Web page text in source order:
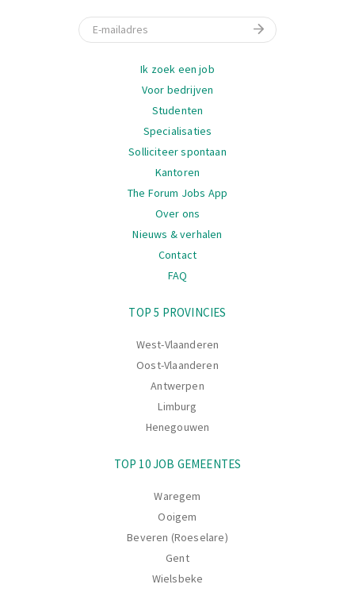
E-mail
Ik zoek een job
Voor bedrijven
Studenten
Specialisaties
Solliciteer spontaan
Kantoren
The Forum Jobs App
Over ons
Nieuws & verhalen
Contact
FAQ
TOP 5 PROVINCIES
West-Vlaanderen
Oost-Vlaanderen
Antwerpen
Limburg
Henegouwen
TOP 10 JOB GEMEENTES
Waregem
Ooigem
Beveren (Roeselare)
Gent
Wielsbeke